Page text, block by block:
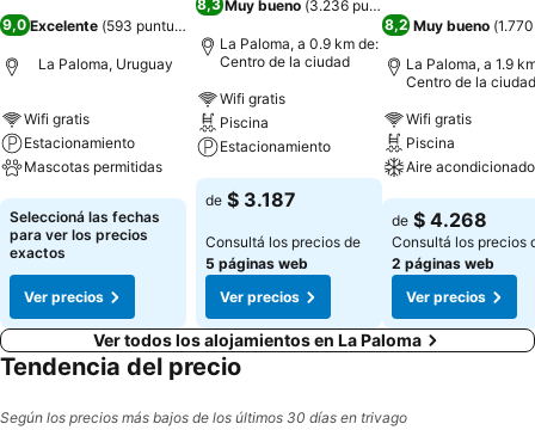
9,0Excelente (593 puntuaciones
La Paloma, Uruguay
Wifi gratis
Estacionamiento
Mascotas permitidas
Ver precios
Seleccioná las fechas
para ver los precios
exactos
Ver precios
8,3 Muy bueno (3.236 puntuaciones
La Paloma, a 0.9 km de:
Centro de la ciudad
Wifi gratis
Piscina
Estacionamiento
Ver precios
de $ 3.187
Consultá los precios de
5 páginas web
Ver precios
8,2 Muy bueno (
La Paloma, a 1.9
Centro de la ciudad
Wifi gratis
Piscina
Aire acondicionado
Ver precios
de $ 4.268
Consultá los precios
2 páginas web
Ver precios
Ver todos los alojamientos en La Paloma
Tendencia del precio
Según los precios más bajos de los últimos 30 días en trivago